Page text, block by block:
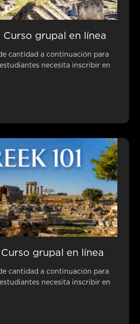
Curso grupal en línea
cantidad a continuación para
necesita inscribir en
Curso grupal en línea
cantidad a continuación para
necesita inscribir en